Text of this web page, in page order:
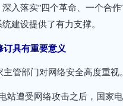
入落实“四个革命、一个合
建设提供了有力支撑。
具有重要意义
主管部门对网络安全高度重视。
站遭受网络攻击之后，国家